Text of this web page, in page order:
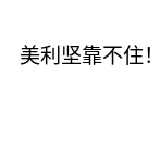
美利坚靠不住